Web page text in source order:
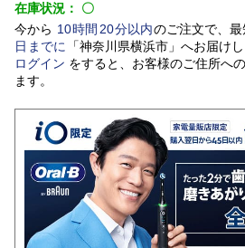
在庫状況： 〇
今から 10時間 20分以内のご注文で、最
日 までに 「神奈川県横浜市」 へお届けし
ログイン をすると、お客様のご住所へ
ます。